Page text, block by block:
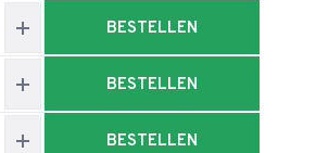
BESTELLEN
BESTELLEN
BESTELLEN